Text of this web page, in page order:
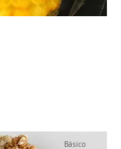
Básico